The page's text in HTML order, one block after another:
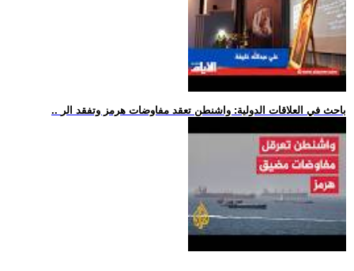
.. باحث في العلاقات الدولية: واشنطن تعقد مفاوضات هرمز وتفقد الر